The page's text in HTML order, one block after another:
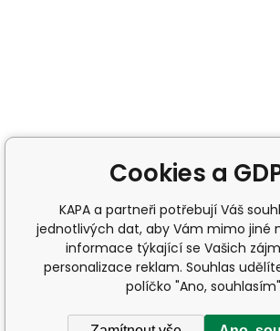
Cookies a
KAPA a partneři potřebují Váš
jednotlivých dat, aby Vám mimo jiné
informace týkající se Vašich
personalizace reklam. Souhlas
políčko "Ano,